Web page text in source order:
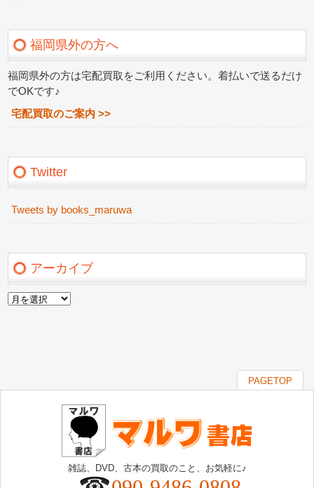
福岡県外の方へ
福岡県外の方は宅配買取をご利用ください。着払いで送るだけ
でOKです♪
宅配買取のご案内 >>
Twitter
Tweets by books_maruwa
アーカイブ
ア
PAGETOP
雑誌、DVD、古本の買取のこと、お気軽に♪